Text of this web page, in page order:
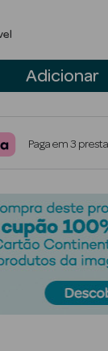
Adicionar
Paga em 3